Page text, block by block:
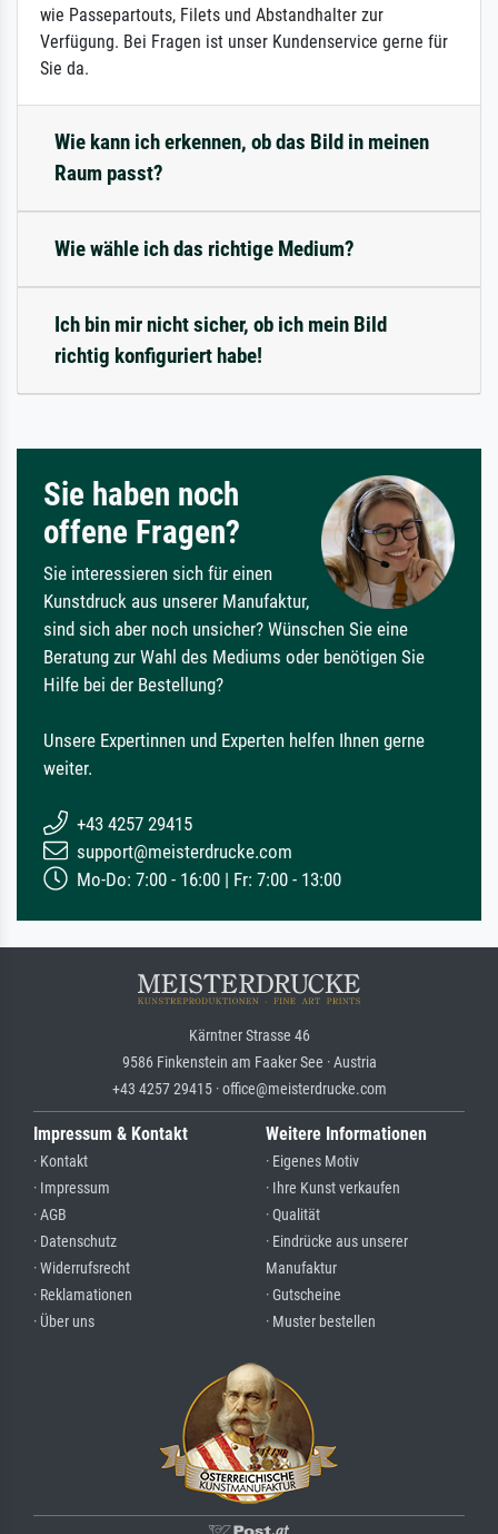
wie Passepartouts, Filets und Abstandhalter zur
Verfügung. Bei Fragen ist unser Kundenservice gerne für
Sie da.
Wie kann ich erkennen, ob das Bild in meinen
Raum passt?
Wie wähle ich das richtige Medium?
Ich bin mir nicht sicher, ob ich mein Bild
richtig konfiguriert habe!
Sie haben noch
offene Fragen?
Sie interessieren sich für einen
Kunstdruck aus unserer Manufaktur,
sind sich aber noch unsicher? Wünschen Sie eine
Beratung zur Wahl des Mediums oder benötigen Sie
Hilfe bei der Bestellung?
Unsere Expertinnen und Experten helfen Ihnen gerne
weiter.
+43 4257 29415
support@meisterdrucke.com
Mo-Do: 7:00 - 16:00 | Fr: 7:00 - 13:00
Kärntner Strasse 46
9586 Finkenstein am Faaker See · Austria
+43 4257 29415 · office@meisterdrucke.com
Impressum & Kontakt
· Kontakt
· Impressum
· AGB
· Datenschutz
· Widerrufsrecht
· Reklamationen
· Über uns
Weitere Informationen
· Eigenes Motiv
· Ihre Kunst verkaufen
· Qualität
· Eindrücke aus unserer
Manufaktur
· Gutscheine
· Muster bestellen